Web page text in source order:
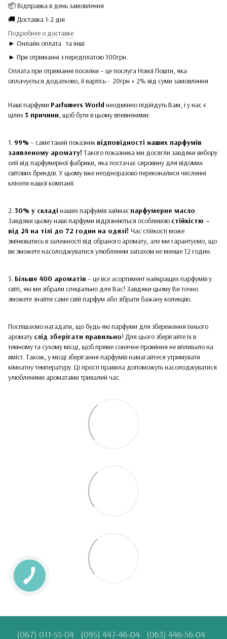
📦 Відправка в день замовлення
🚚 Доставка 1-2 дні
Подробнее о доставке
► Онлайн оплата та інші
► При отриманні з передплатою 100грн.
Оплата при отриманні посилки – це послуга Нової Пошти, яка
оплачується додатково, її вартісь - 20грн + 2% від суми замовлення
Наші парфуми Parfumers World неодмінно підійдуть Вам, і у нас є
цілих3 причини , щоб бути в цьому впевненими:
1. 99% – саме такий показник відповідності наших парфумів
заявленому аромату! Такого показника ми досягли завдяки вибору
олії від парфумерної фабрики, яка постачає сировину для відомих
світових брендів. У цьому вже неодноразово переконалися численні
клієнти нашої компанії.
2. 30% у складі наших парфумів займає парфумерне масло.
Завдяки цьому наші парфуми відрізняються особливою стійкістю –
від 24 на тілі до 72 годин на одязі! Час стійкості може
змінюватись в залежності від обраного аромату, але ми гарантуємо, що
ви зможете насолоджуватися улюбленим запахом не менше 12 годин.
3. Більше 400 ароматів – це все асортимент найкращих парфумів у
світі, які ми зібрали спеціально для Вас! Завдяки цьому Ви точно
зможете знайти саме свій парфум або зібрати бажану колекцію.
Поспішаємо нагадати, що будь-які парфуми для збереження їхнього
аромату слід зберігати правильно! Для цього зберігайте їх в
темному та сухому місці, щоб пряме сонячне проміння не впливало на
вміст. Також, у місці зберігання парфумів намагайтеся утримувати
кімнатну температуру. Ці прості правила допоможуть насолоджуватися
улюбленими ароматами тривалий час.
(067) 011-55-04 (095) 447-46-04 (063) 446-56-04